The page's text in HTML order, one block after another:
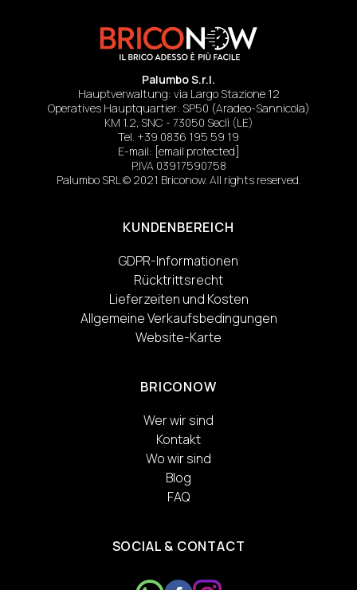
Palumbo S.r.l.
Hauptverwaltung: via Largo Stazione 12
Operatives Hauptquartier: SP50 (Aradeo-Sannicola)
KM 1.2, SNC - 73050 Seclì (LE)
Tel. +39 0836 195 59 19
E-mail: [email protected]
P.IVA 03917590758
Palumbo SRL © 2021 Briconow. All rights reserved.
KUNDENBEREICH
GDPR-Informationen
Rücktrittsrecht
Lieferzeiten und Kosten
Allgemeine Verkaufsbedingungen
Website-Karte
BRICONOW
Wer wir sind
Kontakt
Wo wir sind
Blog
FAQ
SOCIAL & CONTACT